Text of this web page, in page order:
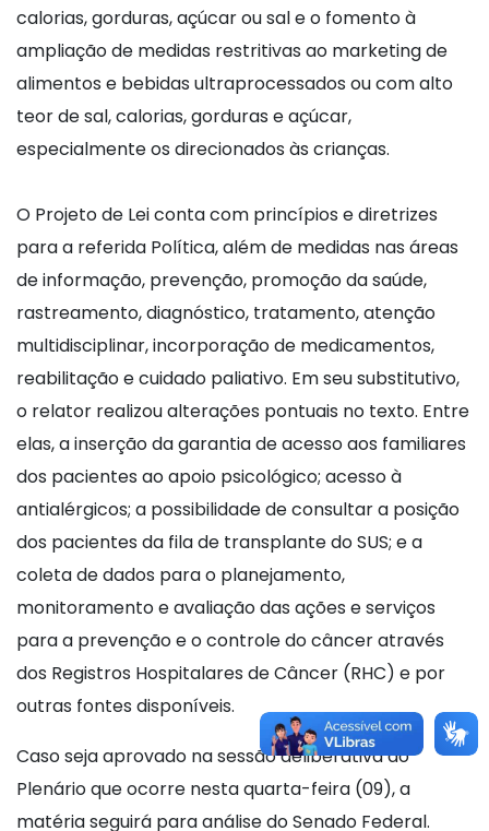
calorias, gorduras, açúcar ou sal e o fomento à
ampliação de medidas restritivas ao marketing de
alimentos e bebidas ultraprocessados ou com alto
teor de sal, calorias, gorduras e açúcar,
especialmente os direcionados às crianças.
O Projeto de Lei conta com princípios e diretrizes
para a referida Política, além de medidas nas áreas
de informação, prevenção, promoção da saúde,
rastreamento, diagnóstico, tratamento, atenção
multidisciplinar, incorporação de medicamentos,
reabilitação e cuidado paliativo. Em seu substitutivo,
o relator realizou alterações pontuais no texto. Entre
elas, a inserção da garantia de acesso aos familiares
dos pacientes ao apoio psicológico; acesso à
antialérgicos; a possibilidade de consultar a posição
dos pacientes da fila de transplante do SUS; e a
coleta de dados para o planejamento,
monitoramento e avaliação das ações e serviços
para a prevenção e o controle do câncer através
dos Registros Hospitalares de Câncer (RHC) e por
outras fontes disponíveis.
Caso seja aprovado na sessão deliberativa do
Plenário que ocorre nesta quarta-feira (09), a
matéria seguirá para análise do Senado Federal.